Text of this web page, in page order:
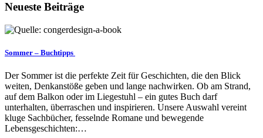
Neueste Beiträge
Sommer – Buchtipps
Der Sommer ist die perfekte Zeit für Geschichten, die den Blick
weiten, Denkanstöße geben und lange nachwirken. Ob am Strand,
auf dem Balkon oder im Liegestuhl – ein gutes Buch darf
unterhalten, überraschen und inspirieren. Unsere Auswahl vereint
kluge Sachbücher, fesselnde Romane und bewegende
Lebensgeschichten:…